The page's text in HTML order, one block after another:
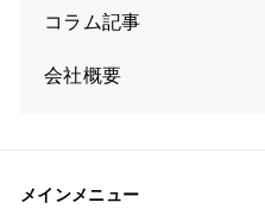
コラム記事
会社概要
メインメニュー